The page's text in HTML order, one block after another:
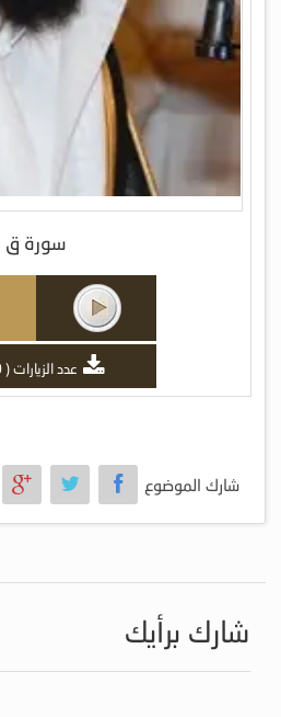
سورة ق
عدد الزيارات ( 660 )
شارك الموضوع
شارك برأيك